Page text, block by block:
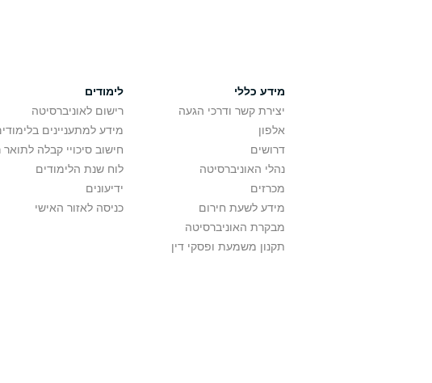
מידע כללי
יצירת קשר ודרכי הגעה
אלפון
דרושים
נהלי האוניברסיטה
מכרזים
מידע לשעת חירום
מבקרת האוניברסיטה
תקנון משמעת ופסקי דין
לימודים
רישום לאוניברסיטה
מידע למתעניינים
חישוב סיכויי קבלה לתואר
לוח שנת הלימודים
ידיעונים
כניסה לאזור האישי